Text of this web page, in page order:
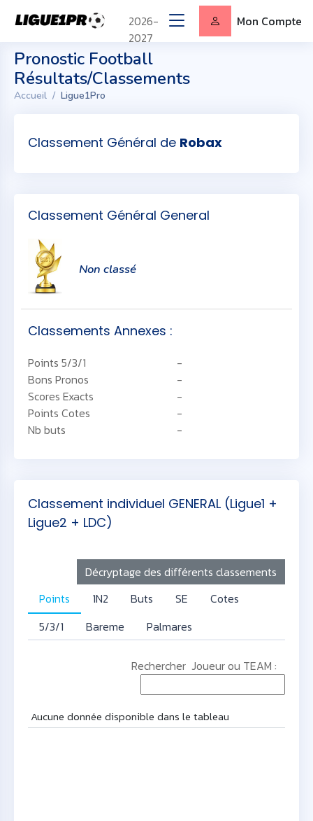
Pronostic Football
Résultats/Classements
Accueil Ligue1Pro
2026-
2027
Mon Compte
Classement Général de Robax
Classement Général General
Non classé
Classements Annexes :
Points 5/3/1
-
Bons Pronos
-
Scores Exacts
-
Points Cotes
-
Nb buts
-
Classement individuel GENERAL (Ligue1 +
Ligue2 + LDC)
Décryptage des différents classements
Points
1N2 Buts SE
Cotes
5/3/1
Bareme Palmares
Rechercher Joueur ou TEAM :
Aucune donnée disponible dans le tableau